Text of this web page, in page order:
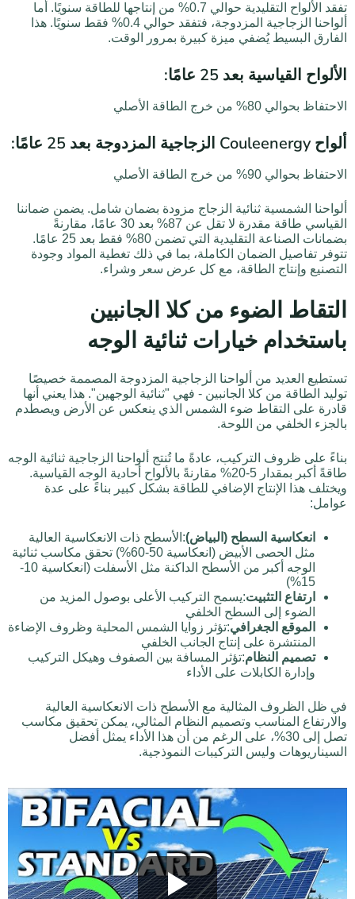
تفقد الألواح التقليدية حوالي 0.7% من إنتاجها للطاقة سنويًا. أما
ألواحنا الزجاجية المزدوجة، فتفقد حوالي 0.4% فقط سنويًا. هذا
الفارق البسيط يُضفي ميزة كبيرة بمرور الوقت.
الألواح القياسية بعد 25 عامًا:
الاحتفاظ بحوالي 80% من خرج الطاقة الأصلي
ألواح Couleenergy الزجاجية المزدوجة بعد 25 عامًا:
الاحتفاظ بحوالي 90% من خرج الطاقة الأصلي
ألواحنا الشمسية ثنائية الزجاج مزودة بضمان شامل. يضمن ضماننا
القياسي طاقة مقدرة لا تقل عن 87% بعد 30 عامًا، مقارنةً
بضمانات الصناعة التقليدية التي تضمن 80% فقط بعد 25 عامًا.
تتوفر تفاصيل الضمان الكاملة، بما في ذلك تغطية المواد وجودة
التصنيع وإنتاج الطاقة، مع كل عرض سعر وشراء.
التقاط الضوء من كلا الجانبين
باستخدام خيارات ثنائية الوجه
تستطيع العديد من ألواحنا الزجاجية المزدوجة المصممة خصيصًا
توليد الطاقة من كلا الجانبين - فهي "ثنائية الوجهين". هذا يعني أنها
قادرة على التقاط ضوء الشمس الذي ينعكس عن الأرض ويصطدم
بالجزء الخلفي من اللوحة.
بناءً على ظروف التركيب، عادةً ما تُنتج ألواحنا الزجاجية ثنائية الوجه
طاقةً أكبر بمقدار 5-20% مقارنةً بالألواح أحادية الوجه القياسية.
ويختلف هذا الإنتاج الإضافي للطاقة بشكل كبير بناءً على عدة
عوامل:
انعكاسية السطح (البياض):الأسطح ذات الانعكاسية العالية
مثل الحصى الأبيض (انعكاسية 50-60%) تحقق مكاسب ثنائية
الوجه أكبر من الأسطح الداكنة مثل الأسفلت (انعكاسية 10-
15%)
ارتفاع التثبيت:يسمح التركيب الأعلى بوصول المزيد من
الضوء إلى السطح الخلفي
الموقع الجغرافي:تؤثر زوايا الشمس المحلية وظروف الإضاءة
المنتشرة على إنتاج الجانب الخلفي
تصميم النظام:تؤثر المسافة بين الصفوف وهيكل التركيب
وإدارة الكابلات على الأداء
في ظل الظروف المثالية مع الأسطح ذات الانعكاسية العالية
والارتفاع المناسب وتصميم النظام المثالي، يمكن تحقيق مكاسب
تصل إلى 30%، على الرغم من أن هذا الأداء يمثل أفضل
السيناريوهات وليس التركيبات النموذجية.